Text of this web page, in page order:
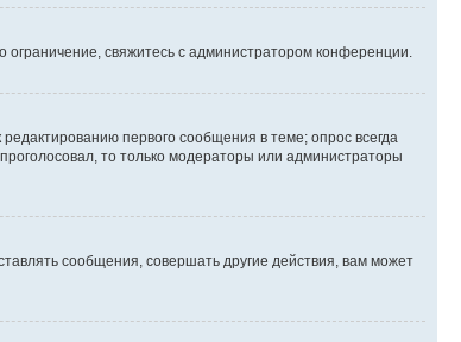
свяжитесь с администратором конференции.
первого сообщения в теме; опрос всегда
то только модераторы или администраторы
сообщения, совершать другие действия, вам может